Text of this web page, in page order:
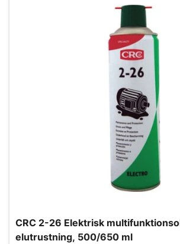
CRC 2-26 Elektrisk
elutrustning, 500/650 ml